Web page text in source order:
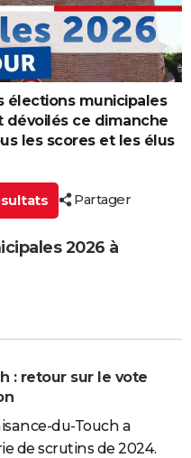
élections municipales
dévoilés ce dimanche
les scores et les élus
Partager
2026 à
: retour sur le vote
du-Touch a
de scrutins de 2024.